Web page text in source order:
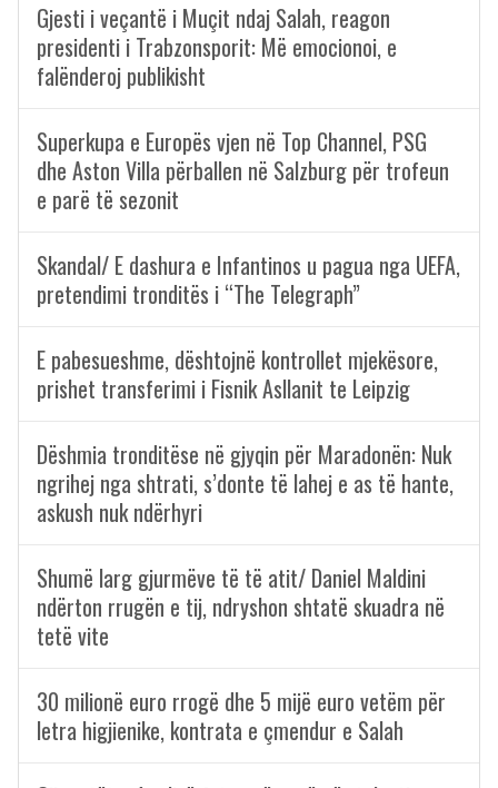
Gjesti i veçantë i Muçit ndaj Salah, reagon
presidenti i Trabzonsporit: Më emocionoi, e
falënderoj publikisht
Superkupa e Europës vjen në Top Channel, PSG
dhe Aston Villa përballen në Salzburg për trofeun
e parë të sezonit
Skandal/ E dashura e Infantinos u pagua nga UEFA,
pretendimi tronditës i “The Telegraph”
E pabesueshme, dështojnë kontrollet mjekësore,
prishet transferimi i Fisnik Asllanit te Leipzig
Dëshmia tronditëse në gjyqin për Maradonën: Nuk
ngrihej nga shtrati, s’donte të lahej e as të hante,
askush nuk ndërhyri
Shumë larg gjurmëve të të atit/ Daniel Maldini
ndërton rrugën e tij, ndryshon shtatë skuadra në
tetë vite
30 milionë euro rrogë dhe 5 mijë euro vetëm për
letra higjienike, kontrata e çmendur e Salah